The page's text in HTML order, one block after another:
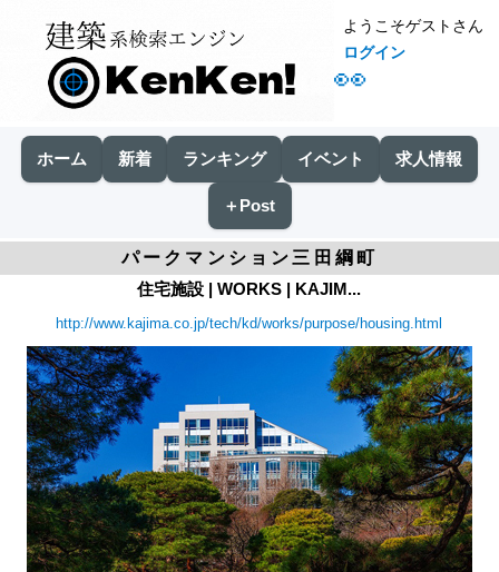
👀
ようこそゲストさん
ログイン
ホーム 新着 ランキング イベント 求人情報
＋Post
パークマンション三田綱町
住宅施設 | WORKS | KAJIM...
http://www.kajima.co.jp/tech/kd/works/purpose/housing.html